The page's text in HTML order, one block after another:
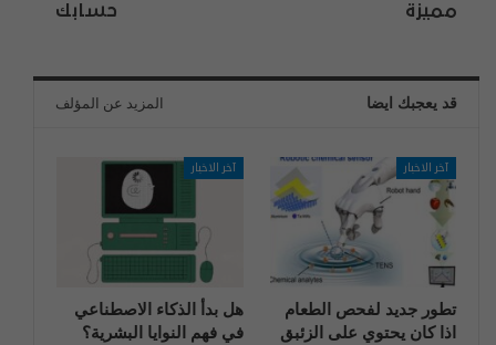
مميزة
حسابك
قد يعجبك ايضا المزيد عن المؤلف
آخر الاخبار
تطور جديد لفحص الطعام
اذا كان يحتوي على الزئبق
آخر الاخبار
هل بدأ الذكاء الاصطناعي
في فهم النوايا البشرية؟